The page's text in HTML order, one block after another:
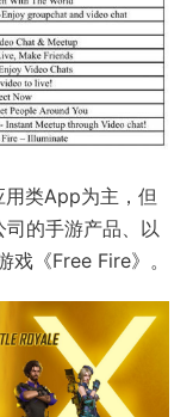
类App为主，但
的手游产品、以
《Free Fire》。